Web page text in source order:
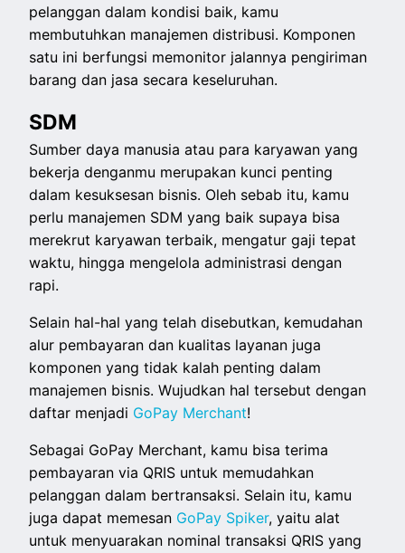
pelanggan dalam kondisi baik, kamu
membutuhkan manajemen distribusi. Komponen
satu ini berfungsi memonitor jalannya pengiriman
barang dan jasa secara keseluruhan.
SDM
Sumber daya manusia atau para karyawan yang
bekerja denganmu merupakan kunci penting
dalam kesuksesan bisnis. Oleh sebab itu, kamu
perlu manajemen SDM yang baik supaya bisa
merekrut karyawan terbaik, mengatur gaji tepat
waktu, hingga mengelola administrasi dengan
rapi.
Selain hal-hal yang telah disebutkan, kemudahan
alur pembayaran dan kualitas layanan juga
komponen yang tidak kalah penting dalam
manajemen bisnis. Wujudkan hal tersebut dengan
daftar menjadi GoPay Merchant!
Sebagai GoPay Merchant, kamu bisa terima
pembayaran via QRIS untuk memudahkan
pelanggan dalam bertransaksi. Selain itu, kamu
juga dapat memesan GoPay Spiker, yaitu alat
untuk menyuarakan nominal transaksi QRIS yang